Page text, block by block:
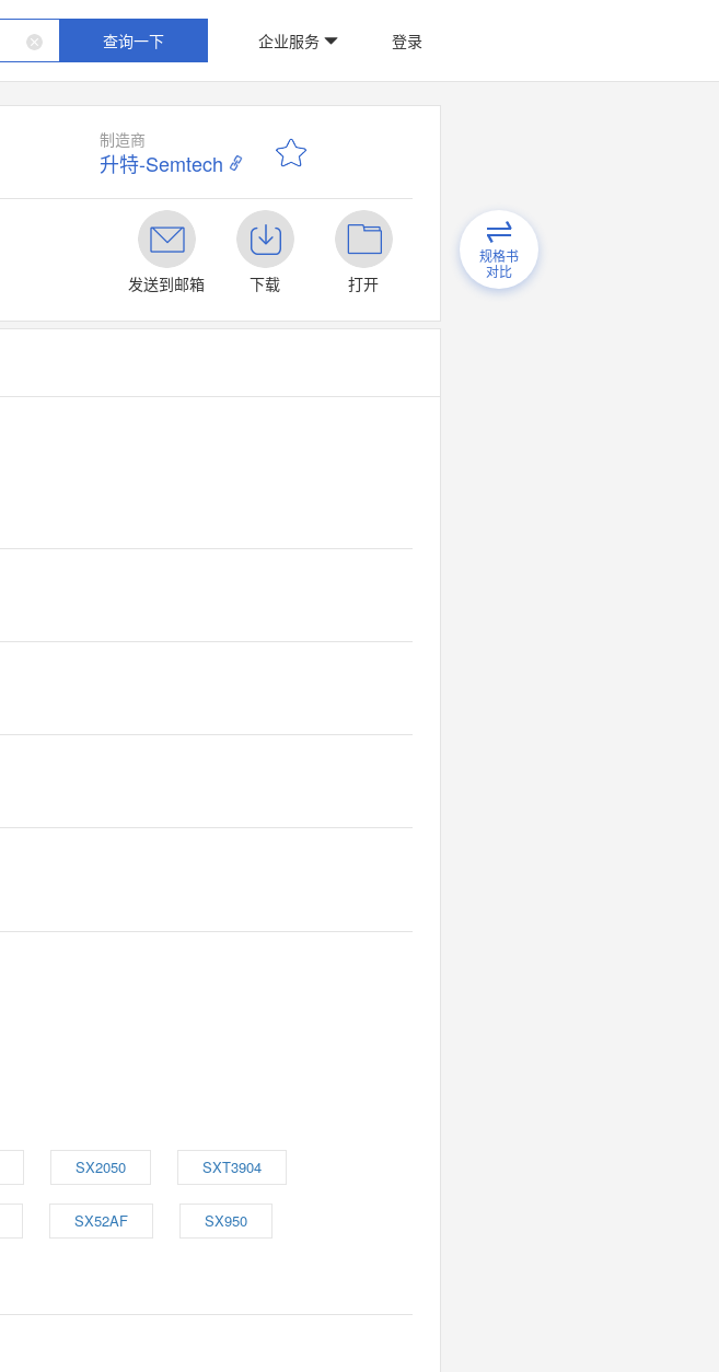
查询一下 企业服务 登录
制造商
升特-Semtech
发送到邮箱
下载 打开
规格书
对比
SX2050 SXT3904
SX52AF SX950